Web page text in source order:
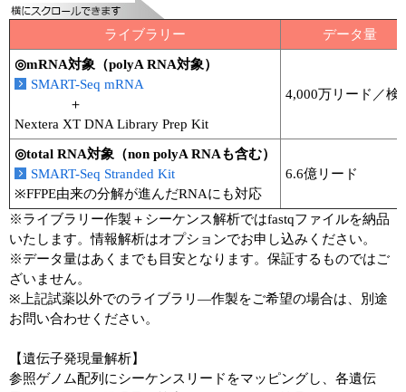
ライブラリー データ量
◎mRNA対象（polyA RNA対象）
SMART-Seq mRNA
＋
Nextera XT DNA Library Prep Kit
4,000万リード／検
◎total RNA対象（non polyA RNAも含む）
SMART-Seq Stranded Kit
※FFPE由来の分解が進んだRNAにも対応
6.6億リード
※ライブラリー作製＋シーケンス解析ではfastqファイルを納品
いたします。情報解析はオプションでお申し込みください。
※データ量はあくまでも目安となります。保証するものではご
ざいません。
※上記試薬以外でのライブラリ―作製をご希望の場合は、別途
お問い合わせください。
【遺伝子発現量解析】
参照ゲノム配列にシーケンスリードをマッピングし、各遺伝